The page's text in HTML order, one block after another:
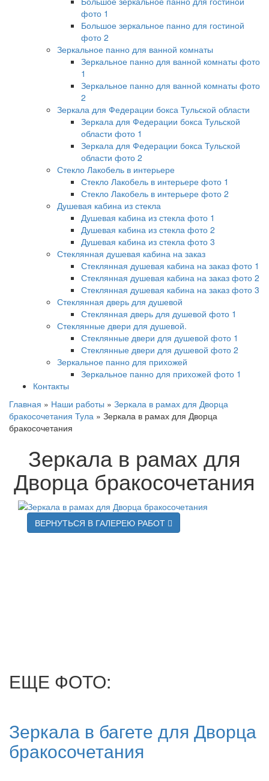
фото 1
Большое зеркальное панно для гостиной
фото 2
Зеркальное панно для ванной комнаты
Зеркальное панно для ванной комнаты фото
1
Зеркальное панно для ванной комнаты фото
2
Зеркала для Федерации бокса Тульской области
Зеркала для Федерации бокса Тульской
области фото 1
Зеркала для Федерации бокса Тульской
области фото 2
Стекло Лакобель в интерьере
Стекло Лакобель в интерьере фото 1
Стекло Лакобель в интерьере фото 2
Душевая кабина из стекла
Душевая кабина из стекла фото 1
Душевая кабина из стекла фото 2
Душевая кабина из стекла фото 3
Стеклянная душевая кабина на заказ
Стеклянная душевая кабина на заказ фото 1
Стеклянная душевая кабина на заказ фото 2
Стеклянная душевая кабина на заказ фото 3
Стеклянная дверь для душевой
Стеклянная дверь для душевой фото 1
Стеклянные двери для душевой.
Стеклянные двери для душевой фото 1
Стеклянные двери для душевой фото 2
Зеркальное панно для прихожей
Зеркальное панно для прихожей фото 1
Контакты
Главная » Наши работы » Зеркала в рамах для Дворца
бракосочетания Тула » Зеркала в рамах для Дворца
бракосочетания
Зеркала в рамах для
Дворца бракосочетания
ВЕРНУТЬСЯ В ГАЛЕРЕЮ РАБОТ
ЕЩЕ ФОТО:
Зеркала в багете для Дворца
бракосочетания